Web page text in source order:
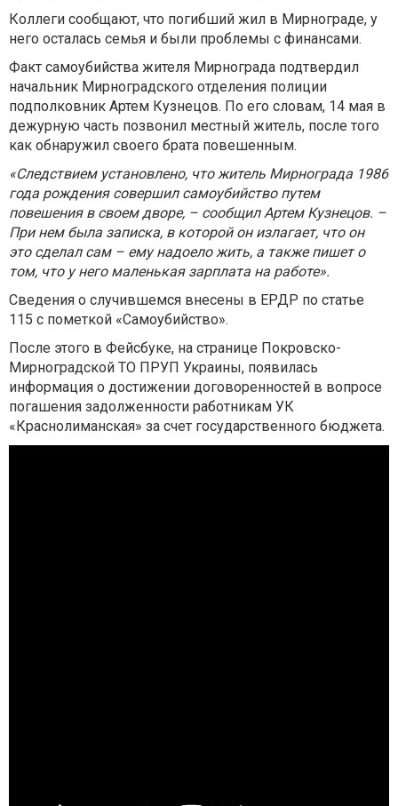
Коллеги сообщают, что погибший жил в Мирнограде, у
него осталась семья и были проблемы с финансами.
Факт самоубийства жителя Мирнограда подтвердил
начальник Мирноградского отделения полиции
подполковник Артем Кузнецов. По его словам, 14 мая в
дежурную часть позвонил местный житель, после того
как обнаружил своего брата повешенным.
«Следствием установлено, что житель Мирнограда 1986
года рождения совершил самоубийство путем
повешения в своем дворе, – сообщил Артем Кузнецов. –
При нем была записка, в которой он излагает, что он
это сделал сам – ему надоело жить, а также пишет о
том, что у него маленькая зарплата на работе».
Сведения о случившемся внесены в ЕРДР по статье
115 с пометкой «Самоубийство».
После этого в Фейсбуке, на странице Покровско-
Мирноградской ТО ПРУП Украины, появилась
информация о достижении договоренностей в вопросе
погашения задолженности работникам УК
«Краснолиманская» за счет государственного бюджета.